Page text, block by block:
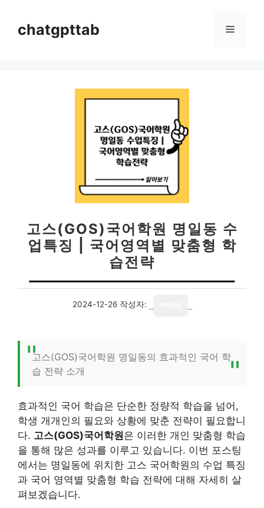
chatgpttab 메
고스(GOS)국어학원 명일동 수
업특징 | 국어영역별 맞춤형 학
습전략
2024-12-26 작성자:
고스(GOS)국어학원 명일동의 효과적인 국어 학
습 전략 소개
효과적인 국어 학습은 단순한 정량적 학습을 넘어,
학생 개개인의 필요와 상황에 맞춘 전략이 필요합니
다. 고스(GOS)국어학원은 이러한 개인 맞춤형 학습
을 통해 많은 성과를 이루고 있습니다. 이번 포스팅
에서는 명일동에 위치한 고스 국어학원의 수업 특징
과 국어 영역별 맞춤형 학습 전략에 대해 자세히 살
펴보겠습니다.